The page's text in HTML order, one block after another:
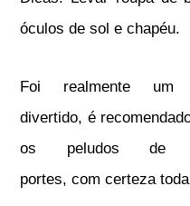
óculos de sol e chapéu.
Foi realmente um
divertido, é
os peludos
portes, com certeza